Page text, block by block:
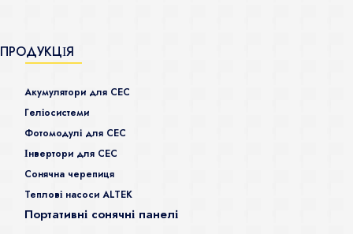
ПРОДУКЦІЯ
Акумулятори для СЕС
Гeліосистеми
Фотомодулі для СЕС
Інвертори для СЕС
Сонячна черепиця
Теплові насоси ALTEK
Портативні сонячні панелі